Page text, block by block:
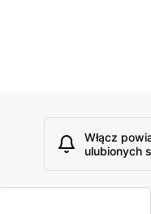
Włącz
ulubionych